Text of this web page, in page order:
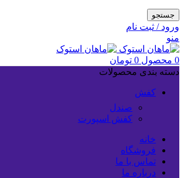
جستجو
ورود / ثبت نام
منو
0 محصول 0 تومان
دسته بندی محصولات
کفش
صندل
کفش اسپورت
خانه
فروشگاه
تماس با ما
درباره ما